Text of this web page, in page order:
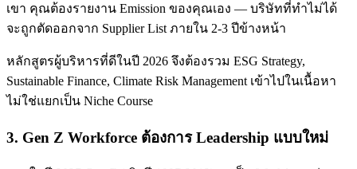
เขา คุณต้องรายงาน Emission ของคุณเอง — บริษัทที่ทำไม่ได้
จะถูกตัดออกจาก Supplier List ภายใน 2-3 ปีข้างหน้า
หลักสูตรผู้บริหารที่ดีในปี 2026 จึงต้องรวม ESG Strategy,
Sustainable Finance, Climate Risk Management เข้าไปในเนื้อหา
ไม่ใช่แยกเป็น Niche Course
3. Gen Z Workforce ต้องการ Leadership แบบใหม่